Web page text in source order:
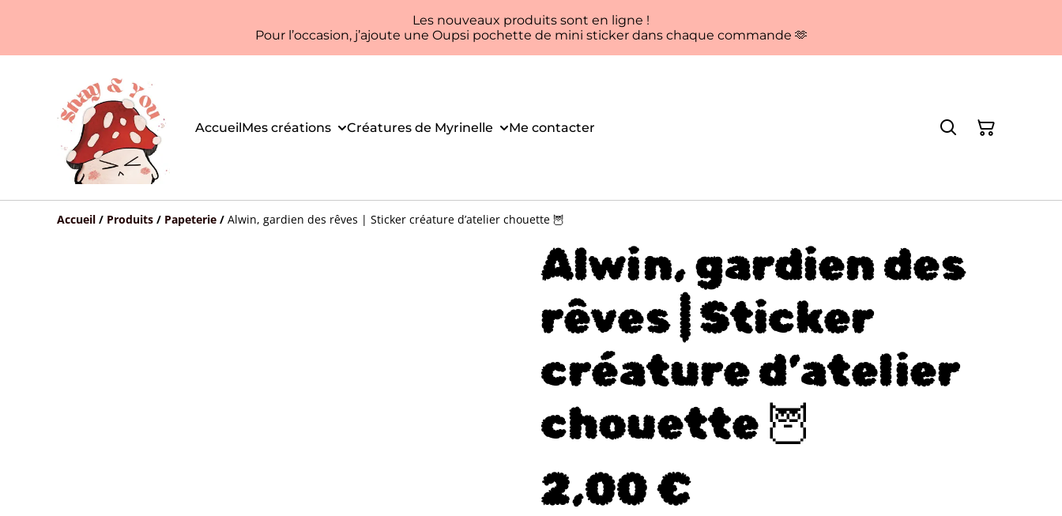
Les nouveaux produits sont en ligne !
Pour l’occasion, j’ajoute une Oupsi pochette de mini sticker dans chaque commande 🫶
AccueilMes créations Créatures de Myrinelle Me contacter
Accueil / Produits / Papeterie / Alwin, gardien des rêves | Sticker créature d’atelier chouette 🦉
Alwin, gardien des
rêves | Sticker
créature d’atelier
chouette 🦉
2,00 €